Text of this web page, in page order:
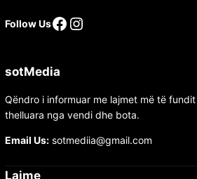
Follow Us
sotMedia
Qëndro i informuar me lajmet më të
thelluara nga vendi dhe bota.
Email Us:sotmediia@gmail.com
Lajme